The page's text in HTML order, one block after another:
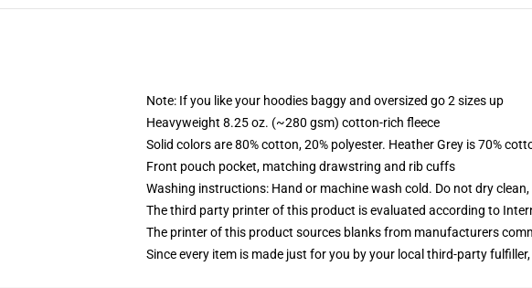
Note: If you like your hoodies baggy and oversized go 2 sizes up
Heavyweight 8.25 oz. (~280 gsm) cotton-rich fleece
Solid colors are 80% cotton, 20% polyester. Heather Grey is 70%
Front pouch pocket, matching drawstring and rib cuffs
Washing instructions: Hand or machine wash cold. Do not dry
The third party printer of this product is evaluated according to
The printer of this product sources blanks from manufacturers
Since every item is made just for you by your local third-party